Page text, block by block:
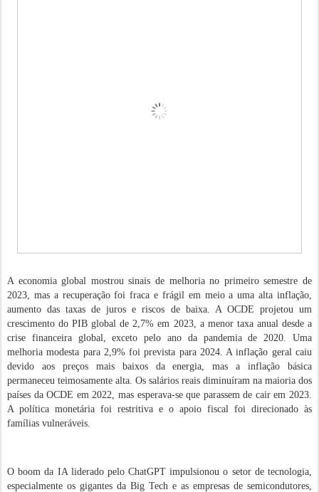
A economia global mostrou sinais de melhoria no primeiro semestre de
2023, mas a recuperação foi fraca e frágil em meio a uma alta inflação,
aumento das taxas de juros e riscos de baixa. A OCDE projetou um
crescimento do PIB global de 2,7% em 2023, a menor taxa anual desde a
crise financeira global, exceto pelo ano da pandemia de 2020. Uma
melhoria modesta para 2,9% foi prevista para 2024. A inflação geral caiu
devido aos preços mais baixos da energia, mas a inflação básica
permaneceu teimosamente alta. Os salários reais diminuíram na maioria dos
países da OCDE em 2022, mas esperava-se que parassem de cair em 2023.
A política monetária foi restritiva e o apoio fiscal foi direcionado às
famílias vulneráveis.
O boom da IA liderado pelo ChatGPT impulsionou o setor de tecnologia,
especialmente os gigantes da Big Tech e as empresas de semicondutores,